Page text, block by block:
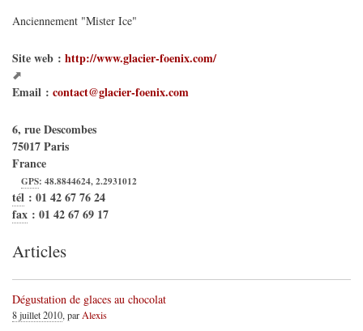
Anciennement "Mister Ice"
Site web : http://www.glacier-foenix.com/
Email : contact@glacier-foenix.com
6, rue Descombes
75017Paris
France
GPS:48.8844624,2.2931012
tél : 01 42 67 76 24
fax : 01 42 67 69 17
Articles
Dégustation de glaces au chocolat
8 juillet 2010, par Alexis